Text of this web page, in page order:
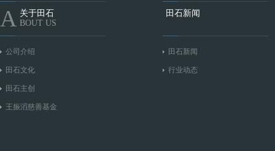
A 关于田石
BOUT US
公司介绍
田石文化
田石主创
王振滔慈善基金
田石新闻
田石新闻
行业动态